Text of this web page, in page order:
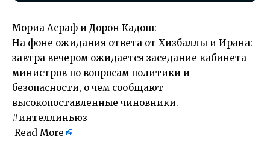
Мориа Асраф и Дорон Кадош:
На фоне ожидания ответа от Хизбаллы и Ирана:
завтра вечером ожидается заседание кабинета
министров по вопросам политики и
безопасности, о чем сообщают
высокопоставленные чиновники.
#интеллиньюз
Read More